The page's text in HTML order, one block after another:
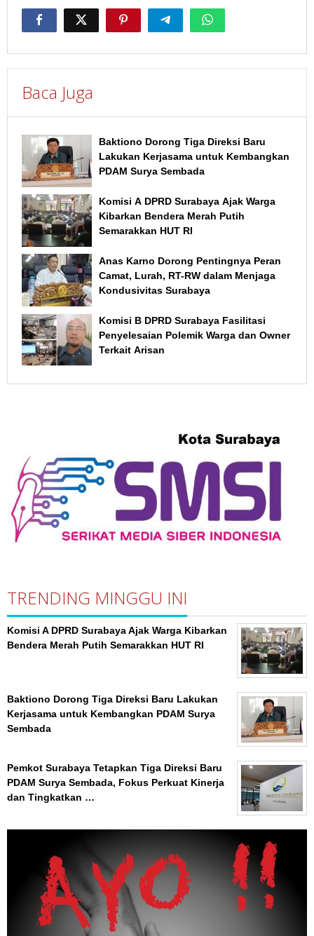
Baca Juga
Baktiono Dorong Tiga Direksi Baru
Lakukan Kerjasama untuk Kembangkan
PDAM Surya Sembada
Komisi A DPRD Surabaya Ajak Warga
Kibarkan Bendera Merah Putih
Semarakkan HUT RI
Anas Karno Dorong Pentingnya Peran
Camat, Lurah, RT-RW dalam Menjaga
Kondusivitas Surabaya
Komisi B DPRD Surabaya Fasilitasi
Penyelesaian Polemik Warga dan Owner
Terkait Arisan
TRENDING MINGGU INI
Komisi A DPRD Surabaya Ajak Warga Kibarkan
Bendera Merah Putih Semarakkan HUT RI
Baktiono Dorong Tiga Direksi Baru Lakukan
Kerjasama untuk Kembangkan PDAM Surya
Sembada
Pemkot Surabaya Tetapkan Tiga Direksi Baru
PDAM Surya Sembada, Fokus Perkuat Kinerja
dan Tingkatkan …